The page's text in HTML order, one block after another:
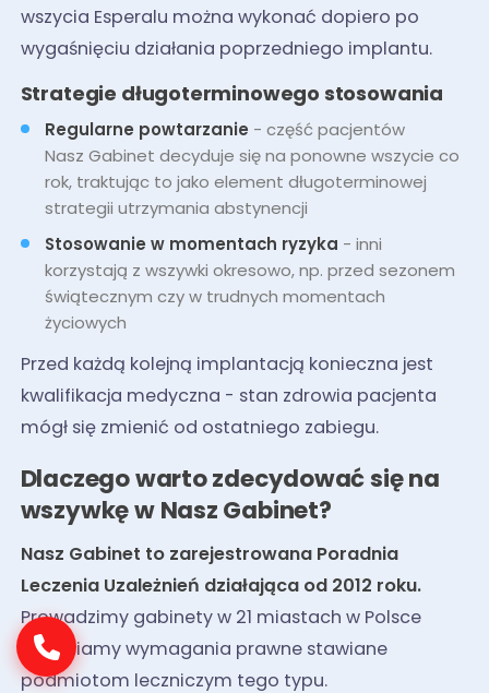
wszycia Esperalu można wykonać dopiero po
wygaśnięciu działania poprzedniego implantu.
Strategie długoterminowego stosowania
Regularne powtarzanie - część pacjentów
Nasz Gabinet decyduje się na ponowne wszycie co
rok, traktując to jako element długoterminowej
strategii utrzymania abstynencji
Stosowanie w momentach ryzyka - inni
korzystają z wszywki okresowo, np. przed sezonem
świątecznym czy w trudnych momentach
życiowych
Przed każdą kolejną implantacją konieczna jest
kwalifikacja medyczna - stan zdrowia pacjenta
mógł się zmienić od ostatniego zabiegu.
Dlaczego warto zdecydować się na
wszywkę w Nasz Gabinet?
Nasz Gabinet to zarejestrowana Poradnia
Leczenia Uzależnień działająca od 2012 roku.
Prowadzimy gabinety w 21 miastach w Polsce
i spełniamy wymagania prawne stawiane
podmiotom leczniczym tego typu.